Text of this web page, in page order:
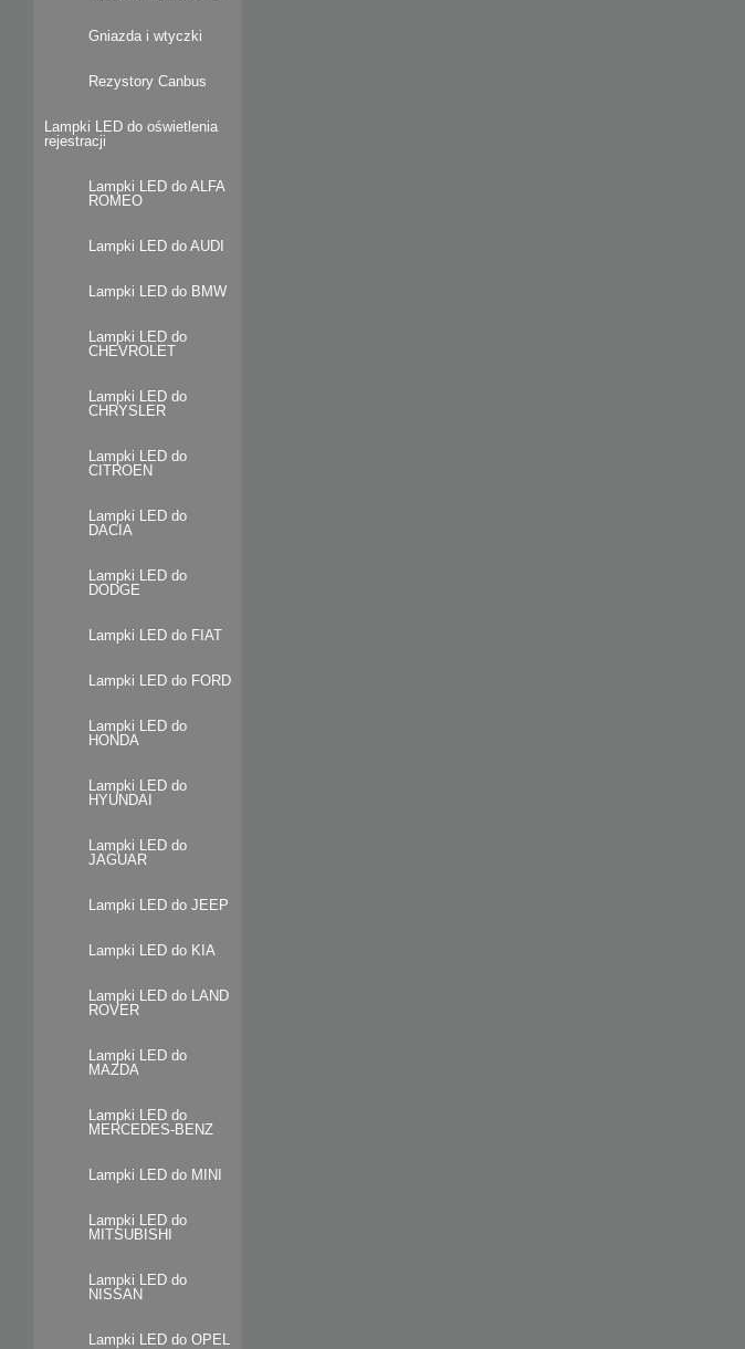
Gniazda i wtyczki
Rezystory Canbus
Lampki LED do oświetlenia
rejestracji
Lampki LED do ALFA
ROMEO
Lampki LED do AUDI
Lampki LED do BMW
Lampki LED do
CHEVROLET
Lampki LED do
CHRYSLER
Lampki LED do
CITROEN
Lampki LED do
DACIA
Lampki LED do
DODGE
Lampki LED do FIAT
Lampki LED do FORD
Lampki LED do
HONDA
Lampki LED do
HYUNDAI
Lampki LED do
JAGUAR
Lampki LED do JEEP
Lampki LED do KIA
Lampki LED do LAND
ROVER
Lampki LED do
MAZDA
Lampki LED do
MERCEDES-BENZ
Lampki LED do MINI
Lampki LED do
MITSUBISHI
Lampki LED do
NISSAN
Lampki LED do OPEL